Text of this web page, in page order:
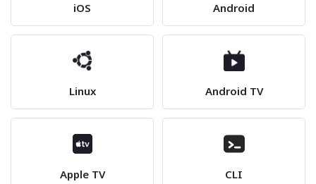
iOS Android
Linux Android TV
Apple TV CLI